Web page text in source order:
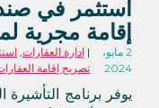
استثمر في
إقامة مجرية لمدة 10
2 مايو،
2024
إدارة العقارات,
تصريح إقامة